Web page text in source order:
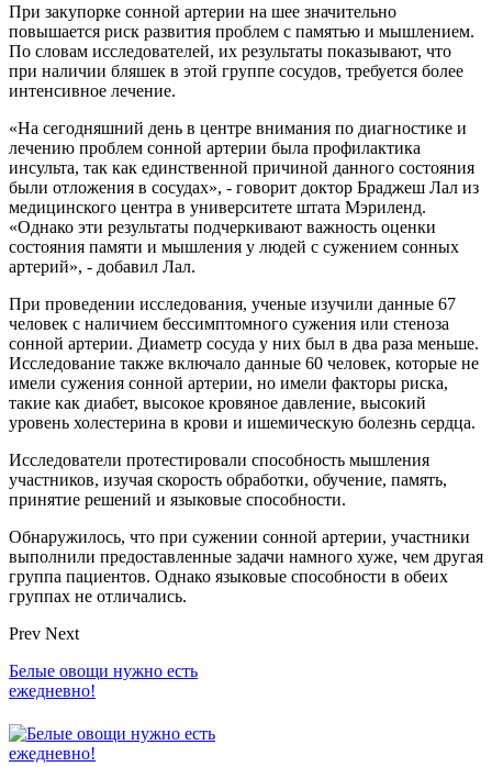
При закупорке сонной артерии на шее значительно
повышается риск развития проблем с памятью и мышлением.
По словам исследователей, их результаты показывают, что
при наличии бляшек в этой группе сосудов, требуется более
интенсивное лечение.
«На сегодняшний день в центре внимания по диагностике и
лечению проблем сонной артерии была профилактика
инсульта, так как единственной причиной данного состояния
были отложения в сосудах», - говорит доктор Браджеш Лал из
медицинского центра в университете штата Мэриленд.
«Однако эти результаты подчеркивают важность оценки
состояния памяти и мышления у людей с сужением сонных
артерий», - добавил Лал.
При проведении исследования, ученые изучили данные 67
человек с наличием бессимптомного сужения или стеноза
сонной артерии. Диаметр сосуда у них был в два раза меньше.
Исследование также включало данные 60 человек, которые не
имели сужения сонной артерии, но имели факторы риска,
такие как диабет, высокое кровяное давление, высокий
уровень холестерина в крови и ишемическую болезнь сердца.
Исследователи протестировали способность мышления
участников, изучая скорость обработки, обучение, память,
принятие решений и языковые способности.
Обнаружилось, что при сужении сонной артерии, участники
выполнили предоставленные задачи намного хуже, чем другая
группа пациентов. Однако языковые способности в обеих
группах не отличались.
Prev Next
Белые овощи нужно есть
ежедневно!